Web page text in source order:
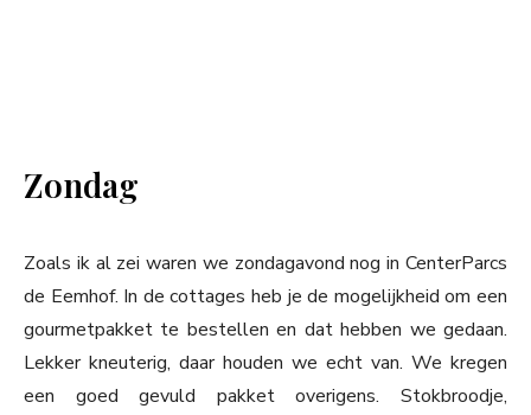
Zondag
Zoals ik al zei waren we zondagavond nog in CenterParcs
de Eemhof. In de cottages heb je de mogelijkheid om een
gourmetpakket te bestellen en dat hebben we gedaan.
Lekker kneuterig, daar houden we echt van. We kregen
een goed gevuld pakket overigens. Stokbroodje,